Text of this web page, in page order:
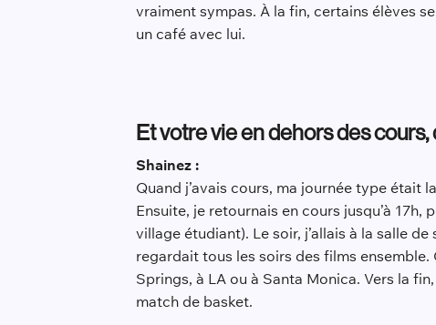
vraiment sympas. À la fin, certains élèves
un café avec lui.
Et votre vie en dehors des
Shainez :
Quand j’avais cours, ma journée type était
Ensuite, je retournais en cours jusqu’à
village étudiant). Le soir, j’allais à la salle
regardait tous les soirs des films ensemble.
Springs, à LA ou à Santa Monica. Vers la
match de basket.